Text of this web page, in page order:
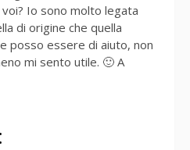
Io sono molto legata
di origine che quella
posso essere di aiuto, non
mi sento utile. 🙂 A